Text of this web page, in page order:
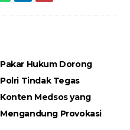
Pakar Hukum Dorong
Polri Tindak Tegas
Konten Medsos yang
Mengandung Provokasi